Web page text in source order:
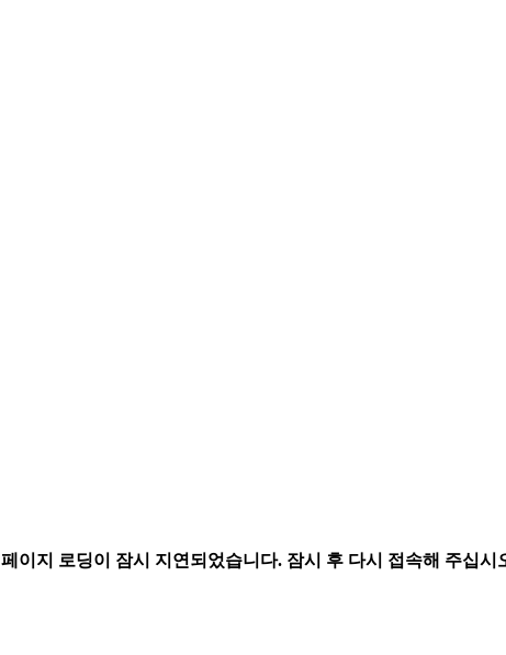
페이지 로딩이 잠시 지연되었습니다. 잠시 후 다시 접속해 주십시